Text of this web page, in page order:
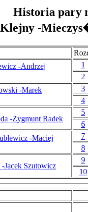
Historia pary
Klejny -
-Andrzej
1
2
-Marek
3
4
-Zygmunt Radek
5
6
-Maciej
7
8
Jacek Szutowicz
9
10